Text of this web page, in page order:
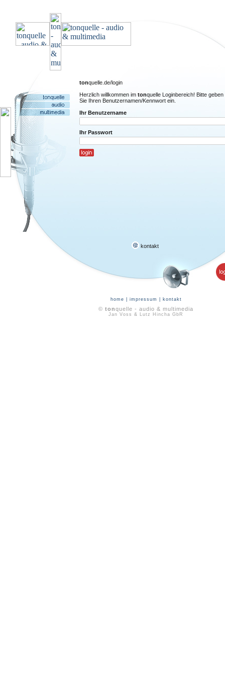
tonquelle.de/login
Herzlich willkommen im tonquelle Loginbereich! Bitte geben
Sie Ihren Benutzernamen/Kennwort ein.
Ihr Benutzername
Ihr Passwort
kontakt
home impressum kontakt
© tonquelle - audio & multimedia
Jan Voss & Lutz Hincha GbR